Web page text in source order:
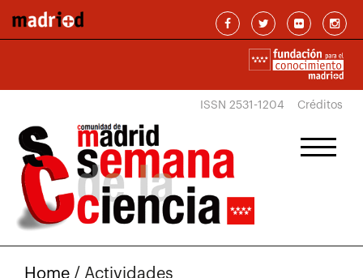
ISSN 2531-1204 Créditos
Home / Actividades